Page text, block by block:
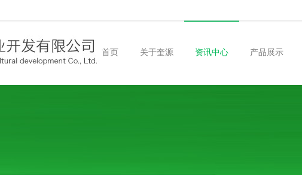
首页 关于奎源 资讯中心 产品展示